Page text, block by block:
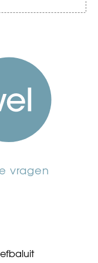
vragen